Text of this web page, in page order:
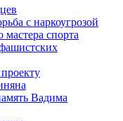
с наркоугрозой
спорта
Вадима